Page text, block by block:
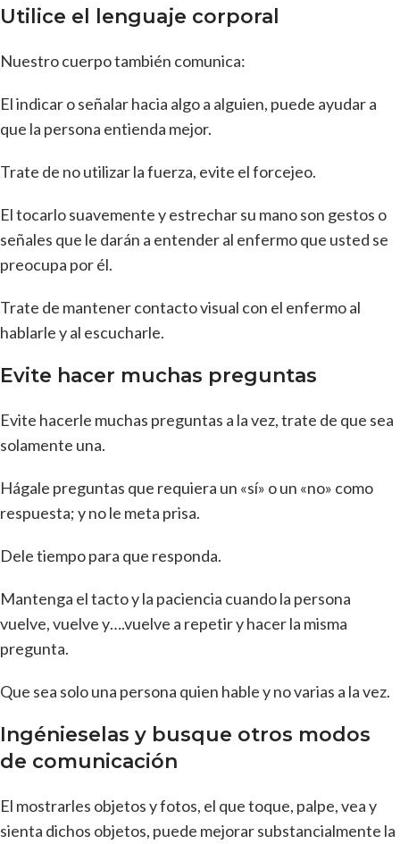
Utilice el lenguaje corporal
Nuestro cuerpo también comunica:
El indicar o señalar hacia algo a alguien, puede ayudar a
que la persona entienda mejor.
Trate de no utilizar la fuerza, evite el forcejeo.
El tocarlo suavemente y estrechar su mano son gestos o
señales que le darán a entender al enfermo que usted se
preocupa por él.
Trate de mantener contacto visual con el enfermo al
hablarle y al escucharle.
Evite hacer muchas preguntas
Evite hacerle muchas preguntas a la vez, trate de que sea
solamente una.
Hágale preguntas que requiera un «sí» o un «no» como
respuesta; y no le meta prisa.
Dele tiempo para que responda.
Mantenga el tacto y la paciencia cuando la persona
vuelve, vuelve y….vuelve a repetir y hacer la misma
pregunta.
Que sea solo una persona quien hable y no varias a la vez.
Ingénieselas y busque otros modos
de comunicación
El mostrarles objetos y fotos, el que toque, palpe, vea y
sienta dichos objetos, puede mejorar substancialmente la